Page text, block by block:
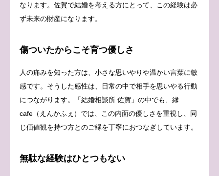
なります。佐賀で結婚を考える方にとって、この経験は必
ず未来の財産になります。
傷ついたからこそ育つ優しさ
人の痛みを知った方は、小さな思いやりや温かい言葉に敏
感です。そうした感性は、日常の中で相手を思いやる行動
につながります。「結婚相談所 佐賀」の中でも、縁
cafe（えんかふぇ）では、この内面の優しさを重視し、同
じ価値観を持つ方とのご縁を丁寧におつなぎしています。
無駄な経験はひとつもない